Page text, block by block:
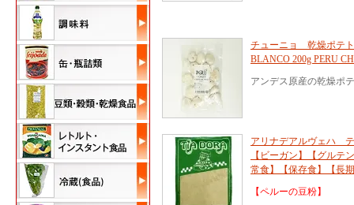
チューニョ 乾燥ポテ
BLANCO 200g PERU
アンデス原産の乾燥ポ
アリナデアルヴェハ
【ビーガン】【グルテ
常食】【保存食】【長
【ペルーの豆粉】